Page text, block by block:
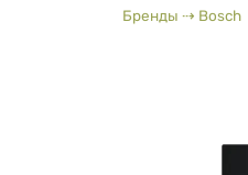
Вы здесь
Бренды ⇢ Bosch